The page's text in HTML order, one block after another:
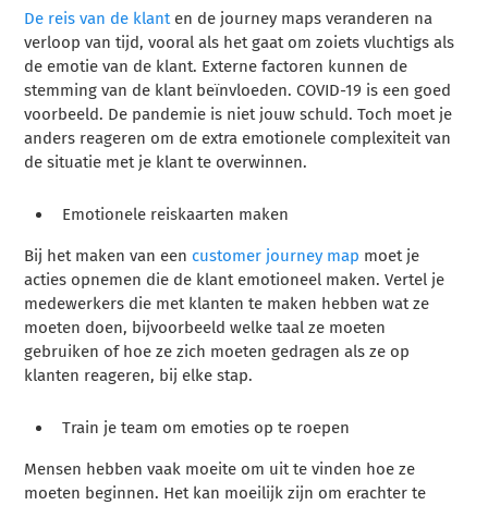
De reis van de klanten de journey maps veranderen na
verloop van tijd, vooral als het gaat om zoiets vluchtigs als
de emotie van de klant. Externe factoren kunnen de
stemming van de klant beïnvloeden. COVID-19 is een goed
voorbeeld. De pandemie is niet jouw schuld. Toch moet je
anders reageren om de extra emotionele complexiteit van
de situatie met je klant te overwinnen.
Emotionele reiskaarten maken
Bij het maken van een customer journey map moet je
acties opnemen die de klant emotioneel maken. Vertel je
medewerkers die met klanten te maken hebben wat ze
moeten doen, bijvoorbeeld welke taal ze moeten
gebruiken of hoe ze zich moeten gedragen als ze op
klanten reageren, bij elke stap.
Train je team om emoties op te roepen
Mensen hebben vaak moeite om uit te vinden hoe ze
moeten beginnen. Het kan moeilijk zijn om erachter te